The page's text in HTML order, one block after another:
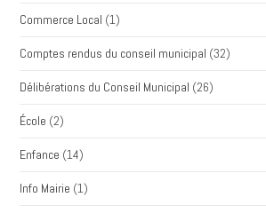
Commerce Local (1)
Comptes rendus du conseil municipal (32)
Délibérations du Conseil Municipal (26)
École (2)
Enfance (14)
Info Mairie (1)